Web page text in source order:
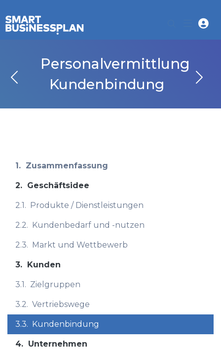
Personalvermittlung
Kundenbindung
1. Zusammenfassung
2. Geschäftsidee
2.1. Produkte / Dienstleistungen
2.2. Kundenbedarf und -nutzen
2.3. Markt und Wettbewerb
3. Kunden
3.1. Zielgruppen
3.2. Vertriebswege
3.3. Kundenbindung
4. Unternehmen